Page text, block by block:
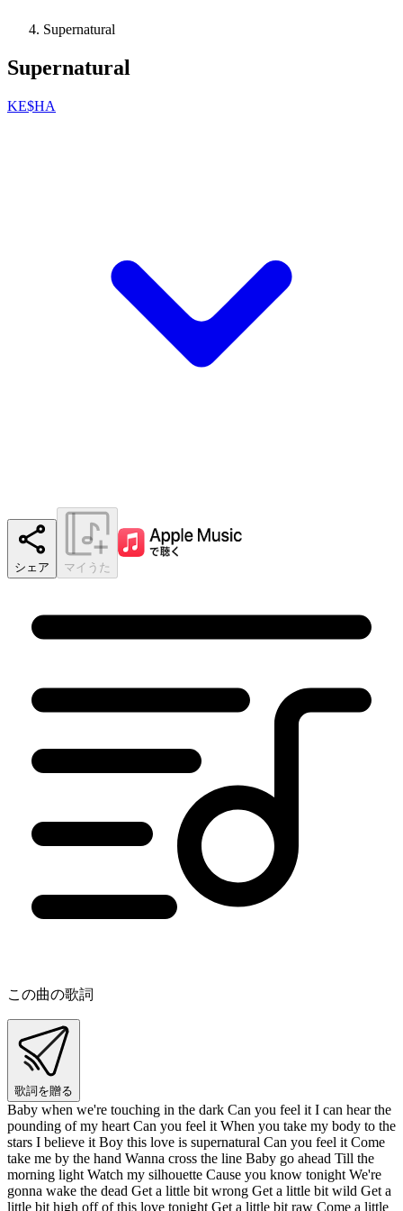
Supernatural
Supernatural
KE$HA
シェア マイうた
この曲の歌詞
歌詞を贈る
Baby when we're touching in the dark Can you feel it I can hear the
pounding of my heart Can you feel it When you take my body to the
stars I believe it Boy this love is supernatural Can you feel it Come
take me by the hand Wanna cross the line Baby go ahead Till the
morning light Watch my silhouette Cause you know tonight We're
gonna wake the dead Get a little bit wrong Get a little bit wild Get a
little bit high off of this love tonight Get a little bit raw Come a little